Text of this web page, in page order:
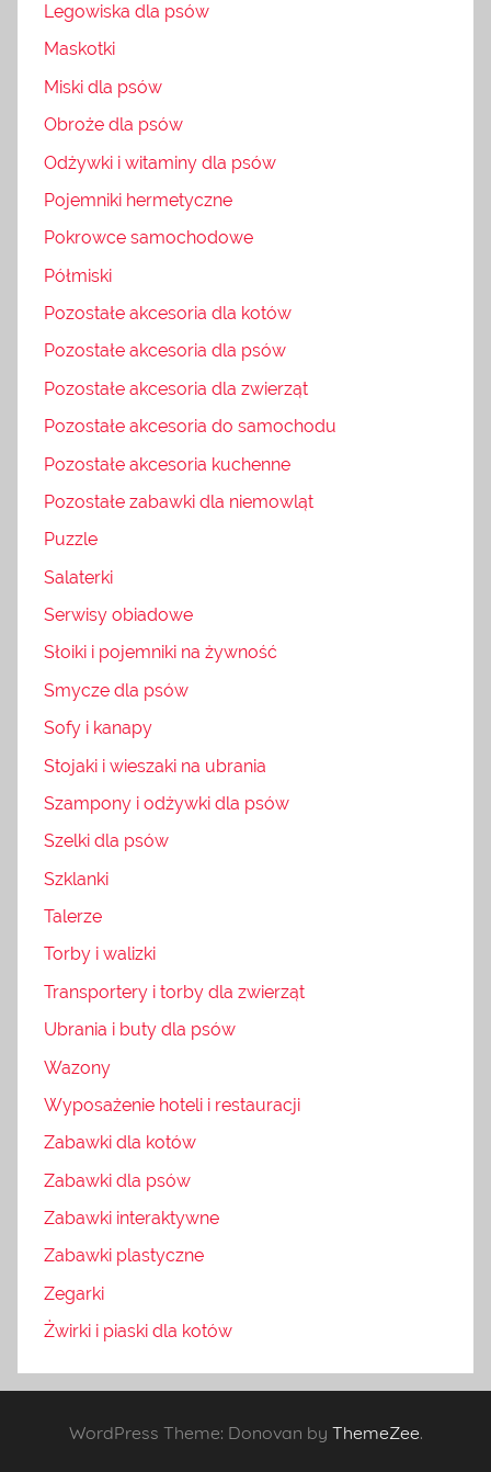
Legowiska dla psów
Maskotki
Miski dla psów
Obroże dla psów
Odżywki i witaminy dla psów
Pojemniki hermetyczne
Pokrowce samochodowe
Półmiski
Pozostałe akcesoria dla kotów
Pozostałe akcesoria dla psów
Pozostałe akcesoria dla zwierząt
Pozostałe akcesoria do samochodu
Pozostałe akcesoria kuchenne
Pozostałe zabawki dla niemowląt
Puzzle
Salaterki
Serwisy obiadowe
Słoiki i pojemniki na żywność
Smycze dla psów
Sofy i kanapy
Stojaki i wieszaki na ubrania
Szampony i odżywki dla psów
Szelki dla psów
Szklanki
Talerze
Torby i walizki
Transportery i torby dla zwierząt
Ubrania i buty dla psów
Wazony
Wyposażenie hoteli i restauracji
Zabawki dla kotów
Zabawki dla psów
Zabawki interaktywne
Zabawki plastyczne
Zegarki
Żwirki i piaski dla kotów
WordPress Theme: Donovan by ThemeZee.